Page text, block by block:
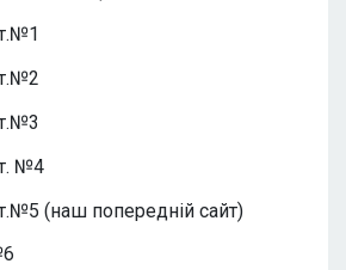
№4
(наш попередній сайт)